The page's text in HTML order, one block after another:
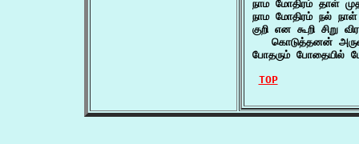
நாம மோதிரம் தாள்
நாம மோதிரம் நல்
குறி என கூறி சிறு
கொடுத்தனன்
போதரும் போதையில்
TOP